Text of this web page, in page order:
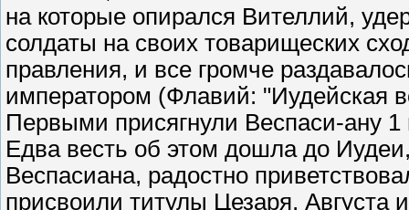
на которые опирался Вителлий,
солдаты на своих товарищеских
правления, и все громче
императором (Флавий: "Иудейская
Первыми присягнули Веспаси-ану
Едва весть об этом дошла до
Веспасиана, радостно
присвоили титулы Цезаря, Августа